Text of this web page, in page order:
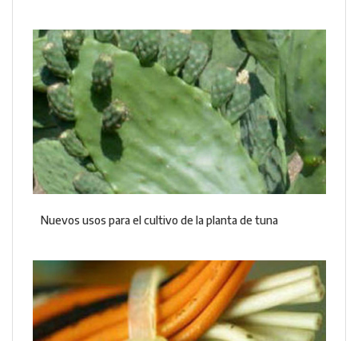
Nuevos usos para el cultivo de la planta de tuna